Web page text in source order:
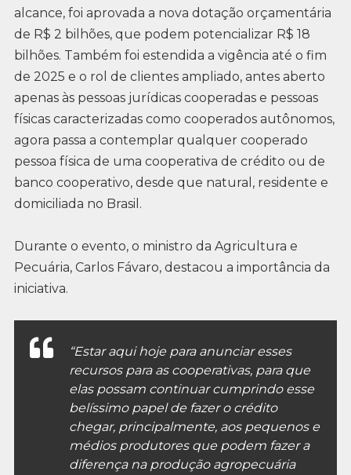
alcance, foi aprovada a nova dotação orçamentária
de R$ 2 bilhões, que podem potencializar R$ 18
bilhões. Também foi estendida a vigência até o fim
de 2025 e o rol de clientes ampliado, antes aberto
apenas às pessoas jurídicas cooperadas e pessoas
físicas caracterizadas como cooperados autônomos,
agora passa a contemplar qualquer cooperado
pessoa física de uma cooperativa de crédito ou de
banco cooperativo, desde que natural, residente e
domiciliada no Brasil.
Durante o evento, o ministro da Agricultura e
Pecuária, Carlos Fávaro, destacou a importância da
iniciativa.
“Estar aqui hoje para anunciar esses
recursos para as cooperativas, para que
elas possam continuar cumprindo esse
belíssimo papel de fazer o crédito
chegar, principalmente, aos pequenos e
médios produtores que podem fazer a
diferença na produção agropecuária